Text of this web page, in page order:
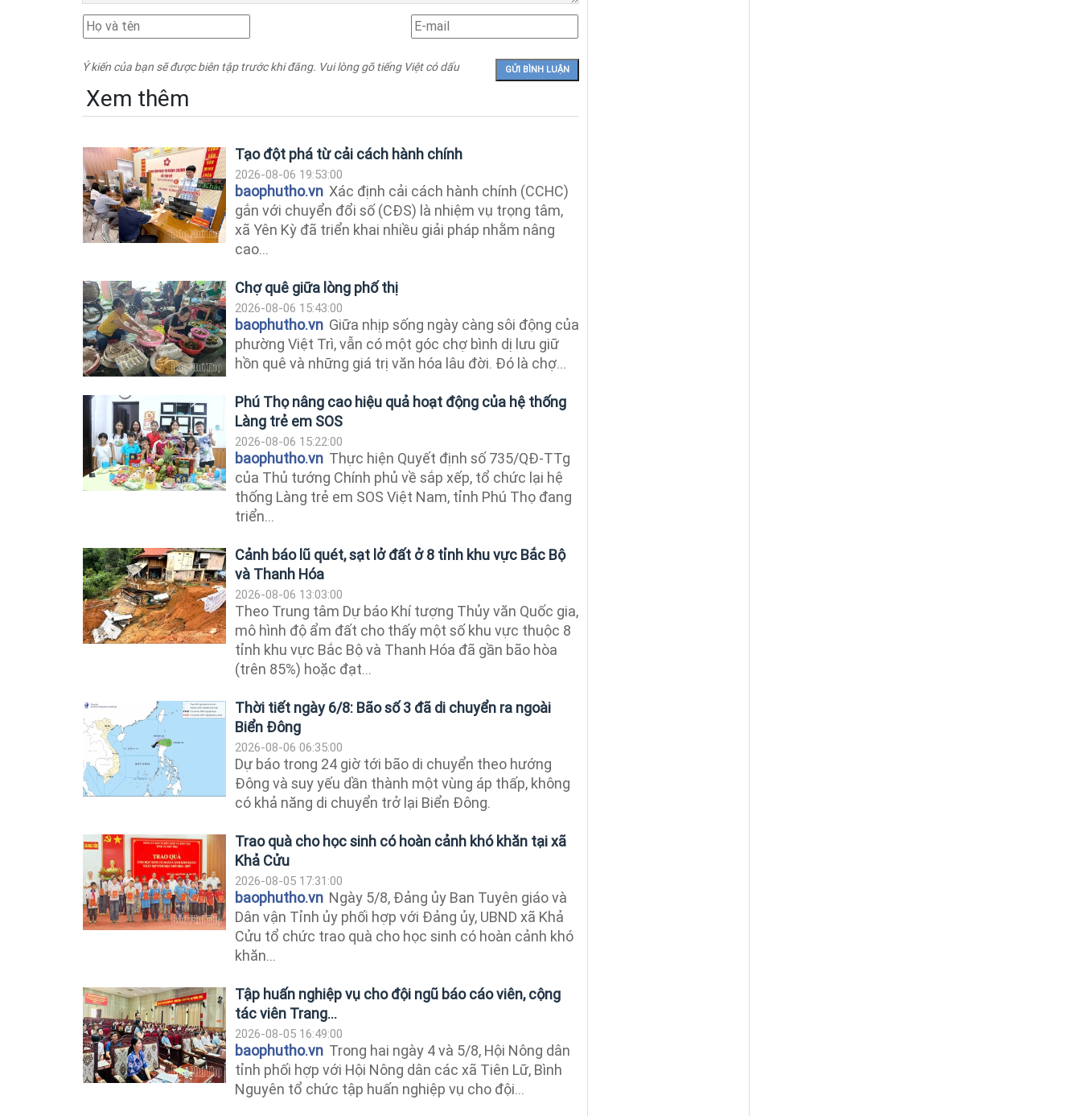
Ý kiến của bạn sẽ được biên tập trước khi đăng. Vui lòng gõ tiếng Việt có dấu
Xem thêm
Tạo đột phá từ cải cách hành chính
2026-08-06 19:53:00
baophutho.vn Xác định cải cách hành chính (CCHC)
gắn với chuyển đổi số (CĐS) là nhiệm vụ trọng tâm,
xã Yên Kỳ đã triển khai nhiều giải pháp nhằm nâng
cao...
Chợ quê giữa lòng phố thị
2026-08-06 15:43:00
baophutho.vn Giữa nhịp sống ngày càng sôi động của
phường Việt Trì, vẫn có một góc chợ bình dị lưu giữ
hồn quê và những giá trị văn hóa lâu đời. Đó là chợ...
Phú Thọ nâng cao hiệu quả hoạt động của hệ thống
Làng trẻ em SOS
2026-08-06 15:22:00
baophutho.vn Thực hiện Quyết định số 735/QĐ-TTg
của Thủ tướng Chính phủ về sắp xếp, tổ chức lại hệ
thống Làng trẻ em SOS Việt Nam, tỉnh Phú Thọ đang
triển...
Cảnh báo lũ quét, sạt lở đất ở 8 tỉnh khu vực Bắc Bộ
và Thanh Hóa
2026-08-06 13:03:00
Theo Trung tâm Dự báo Khí tượng Thủy văn Quốc gia,
mô hình độ ẩm đất cho thấy một số khu vực thuộc 8
tỉnh khu vực Bắc Bộ và Thanh Hóa đã gần bão hòa
(trên 85%) hoặc đạt...
Thời tiết ngày 6/8: Bão số 3 đã di chuyển ra ngoài
Biển Đông
2026-08-06 06:35:00
Dự báo trong 24 giờ tới bão di chuyển theo hướng
Đông và suy yếu dần thành một vùng áp thấp, không
có khả năng di chuyển trở lại Biển Đông.
Trao quà cho học sinh có hoàn cảnh khó khăn tại xã
Khả Cửu
2026-08-05 17:31:00
baophutho.vn Ngày 5/8, Đảng ủy Ban Tuyên giáo và
Dân vận Tỉnh ủy phối hợp với Đảng ủy, UBND xã Khả
Cửu tổ chức trao quà cho học sinh có hoàn cảnh khó
khăn...
Tập huấn nghiệp vụ cho đội ngũ báo cáo viên, cộng
tác viên Trang...
2026-08-05 16:49:00
baophutho.vn Trong hai ngày 4 và 5/8, Hội Nông dân
tỉnh phối hợp với Hội Nông dân các xã Tiên Lữ, Bình
Nguyên tổ chức tập huấn nghiệp vụ cho đội...